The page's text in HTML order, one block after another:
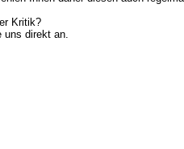
Kritik?
uns direkt an.